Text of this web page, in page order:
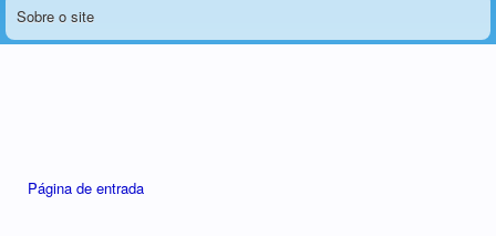
Sobre o site
Página de entrada